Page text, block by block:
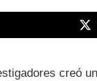
creó